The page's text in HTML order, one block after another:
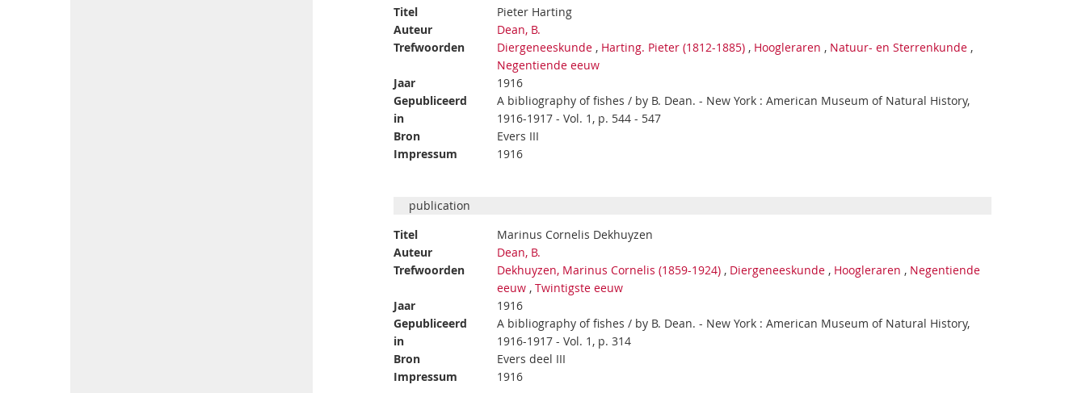
Titel
Pieter Harting
Auteur
Dean, B.
Trefwoorden
Diergeneeskunde , Harting. Pieter (1812-1885) , Hoogleraren , Natuur- en Sterrenkunde ,
Negentiende eeuw
Jaar
1916
Gepubliceerd
in
A bibliography of fishes / by B. Dean. - New York : American Museum of Natural History,
1916-1917 - Vol. 1, p. 544 - 547
Bron
Evers III
Impressum
1916
publication
Titel
Marinus Cornelis Dekhuyzen
Auteur
Dean, B.
Trefwoorden
Dekhuyzen, Marinus Cornelis (1859-1924) , Diergeneeskunde , Hoogleraren , Negentiende
eeuw ,Twintigste eeuw
Jaar
1916
Gepubliceerd
in
A bibliography of fishes / by B. Dean. - New York : American Museum of Natural History,
1916-1917 - Vol. 1, p. 314
Bron
Evers deel III
Impressum
1916